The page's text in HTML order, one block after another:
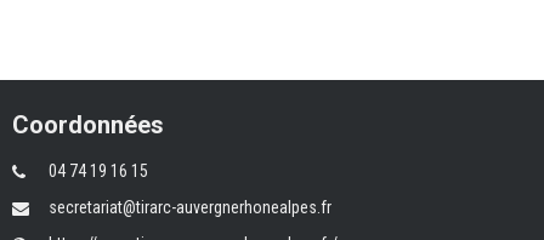
Coordonnées
04 74 19 16 15
secretariat@tirarc-auvergnerhonealpes.fr